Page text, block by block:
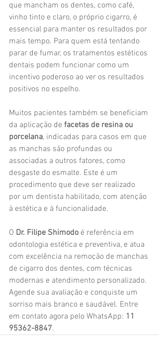
que mancham os dentes, como café,
vinho tinto e claro, o próprio cigarro, é
essencial para manter os resultados por
mais tempo. Para quem está tentando
parar de fumar, os tratamentos estéticos
dentais podem funcionar como um
incentivo poderoso ao ver os resultados
positivos no espelho.
Muitos pacientes também se beneficiam
da aplicação de facetas de resina ou
porcelana, indicadas para casos em que
as manchas são profundas ou
associadas a outros fatores, como
desgaste do esmalte. Este é um
procedimento que deve ser realizado
por um dentista habilitado, com atenção
à estética e à funcionalidade.
O Dr. Filipe Shimodo é referência em
odontologia estética e preventiva, e atua
com excelência na remoção de manchas
de cigarro dos dentes, com técnicas
modernas e atendimento personalizado.
Agende sua avaliação e conquiste um
sorriso mais branco e saudável. Entre
em contato agora pelo WhatsApp: 11
95362-8847.